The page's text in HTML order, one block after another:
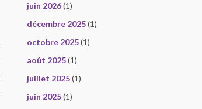
juin 2026(1)
décembre 2025(1)
octobre 2025(1)
août 2025(1)
juillet 2025(1)
juin 2025(1)